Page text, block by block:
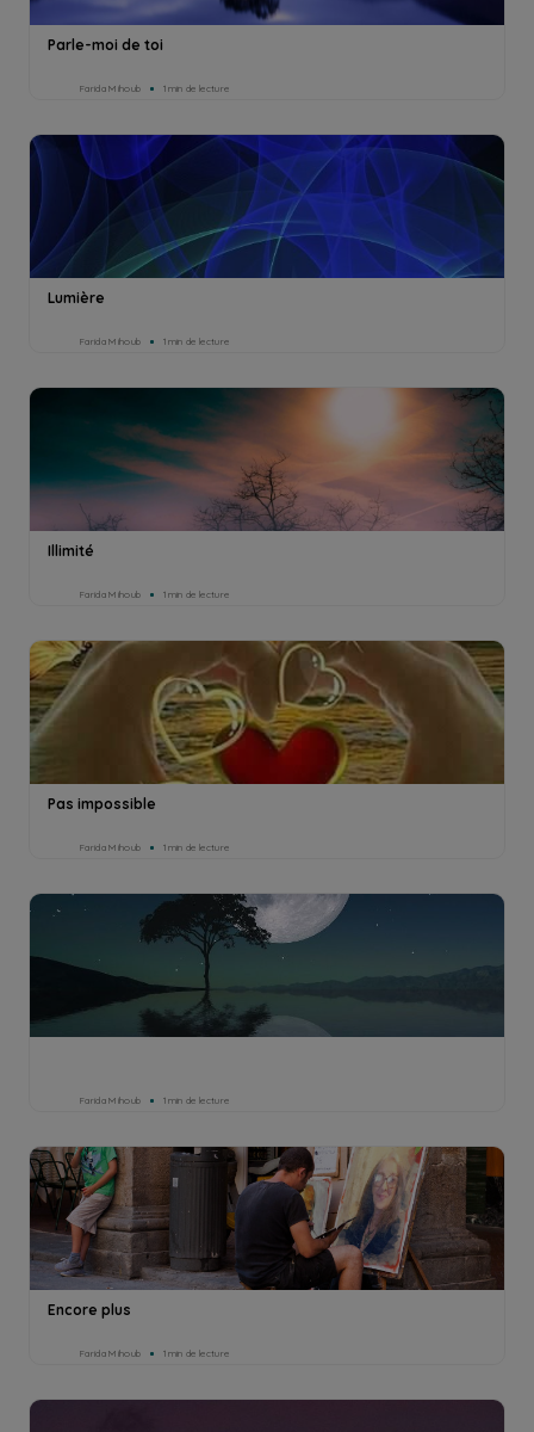
Parle-moi de toi
Farida Mihoub 1min de lecture
Lumière
Farida Mihoub 1min de lecture
Illimité
Farida Mihoub 1min de lecture
Pas impossible
Farida Mihoub 1min de lecture
Farida Mihoub 1min de lecture
Encore plus
Farida Mihoub 1min de lecture